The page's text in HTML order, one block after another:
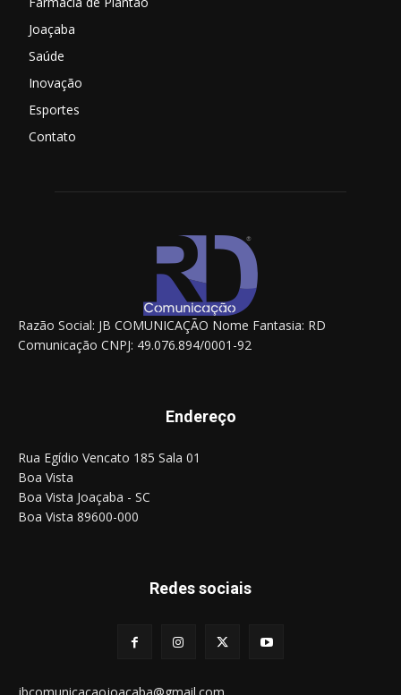
Joaçaba
Saúde
Inovação
Esportes
Contato
Razão Social: JB COMUNICAÇÃO Nome Fantasia: RD
Comunicação CNPJ: 49.076.894/0001-92
Endereço
Rua Egídio Vencato 185 Sala 01
Boa Vista
Boa Vista Joaçaba - SC
Boa Vista 89600-000
Redes sociais